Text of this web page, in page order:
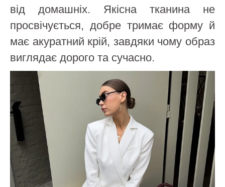
від домашніх. Якісна тканина не
просвічується, добре тримає форму й
має акуратний крій, завдяки чому образ
виглядає дорого та сучасно.